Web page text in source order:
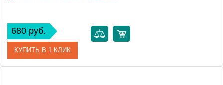
680 руб.
КУПИТЬ В 1 КЛИК